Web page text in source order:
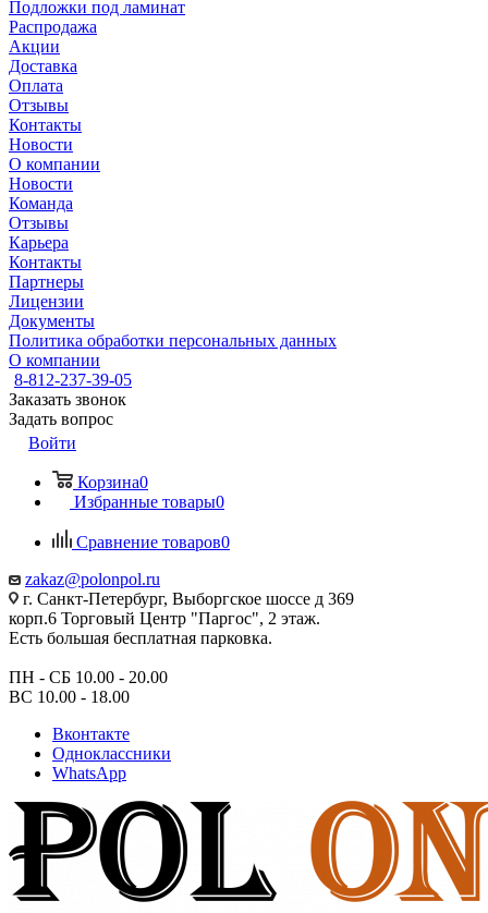
Подложки под ламинат
Распродажа
Акции
Доставка
Оплата
Отзывы
Контакты
Новости
О компании
Новости
Команда
Отзывы
Карьера
Контакты
Партнеры
Лицензии
Документы
Политика обработки персональных данных
О компании
8-812-237-39-05
Заказать звонок
Задать вопрос
Войти
Корзина0
Избранные товары0
Сравнение товаров0
zakaz@polonpol.ru
г. Санкт-Петербург, Выборгское шоссе д 369
корп.6 Торговый Центр "Паргос", 2 этаж.
Есть большая бесплатная парковка.
ПН - СБ 10.00 - 20.00
ВС 10.00 - 18.00
Вконтакте
Одноклассники
WhatsApp